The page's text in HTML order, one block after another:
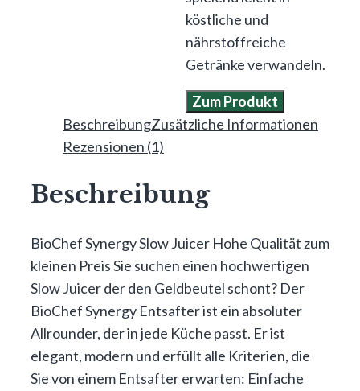
köstliche und
nährstoffreiche
Getränke verwandeln.
Zum Produkt
BeschreibungZusätzliche Informationen
Rezensionen (1)
Beschreibung
BioChef Synergy Slow Juicer Hohe Qualität zum
kleinen Preis Sie suchen einen hochwertigen
Slow Juicer der den Geldbeutel schont? Der
BioChef Synergy Entsafter ist ein absoluter
Allrounder, der in jede Küche passt. Er ist
elegant, modern und erfüllt alle Kriterien, die
Sie von einem Entsafter erwarten: Einfache